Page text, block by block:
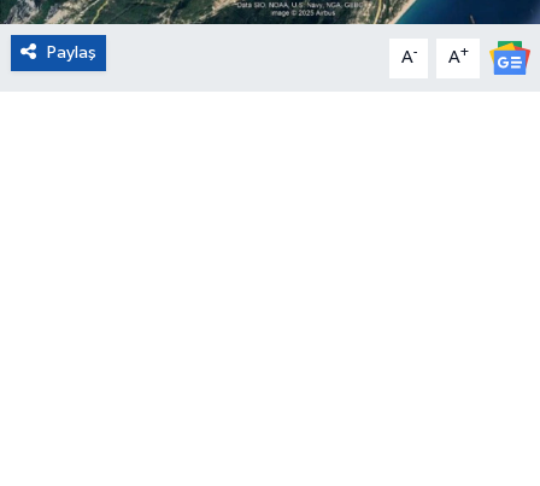
Paylaş A- A+
Kültür ve Sanat